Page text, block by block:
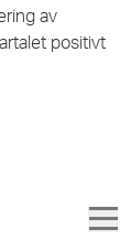
av
positivt